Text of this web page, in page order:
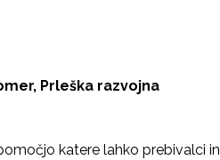
Prleška razvojna
katere lahko prebivalci in